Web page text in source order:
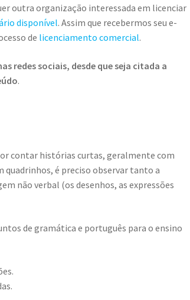
outra organização interessada em licenciar
disponível. Assim que recebermos seu e-
de licenciamento comercial.
redes sociais, desde que seja citada a
.
contar histórias curtas, geralmente com
é preciso observar tanto a
não verbal (os desenhos, as expressões
de gramática e português para o ensino